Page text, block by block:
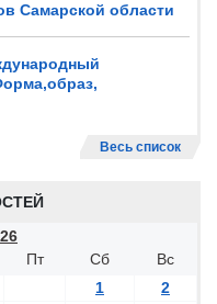
Самарской области
Весь список
Пт Сб
Вс
1
2